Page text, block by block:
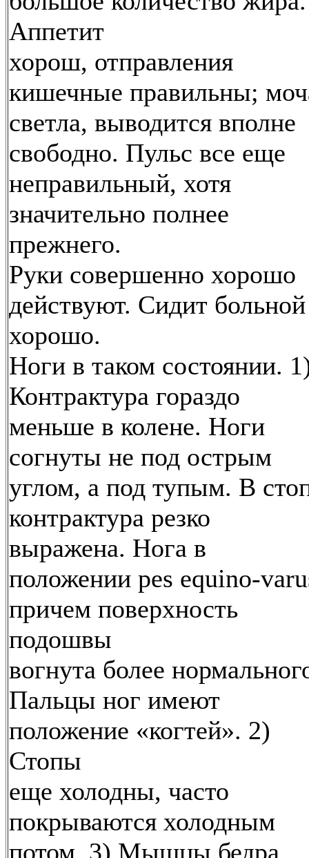
Аппетит
хорош, отправления
кишечные правильны;
светла, выводится вполне
свободно. Пульс все еще
неправильный, хотя
значительно полнее
прежнего.
Руки совершенно хорошо
действуют. Сидит больной
хорошо.
Ноги в таком состоянии.
Контрактура гораздо
меньше в колене. Ноги
согнуты не под острым
углом, а под тупым. В
контрактура резко
выражена. Нога в
положении pes equino-
причем поверхность
подошвы
вогнута более
Пальцы ног имеют
положение «когтей». 2)
Стопы
еще холодны, часто
покрываются холодным
потом. 3) Мышцы бедра